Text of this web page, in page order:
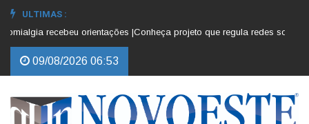
ULTIMAS :
recebeu orientações |Conheça projeto que regula redes sociais
09/08/2026 06:53